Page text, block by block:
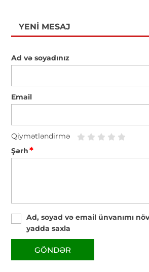
YENI MESAJ
Ad və soyadınız
Email
Qiymətləndirmə
Şərh*
Ad, soyad və email ünvanımı
yadda saxla
GÖNDƏR